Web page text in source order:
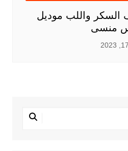
السكر واللب موديل